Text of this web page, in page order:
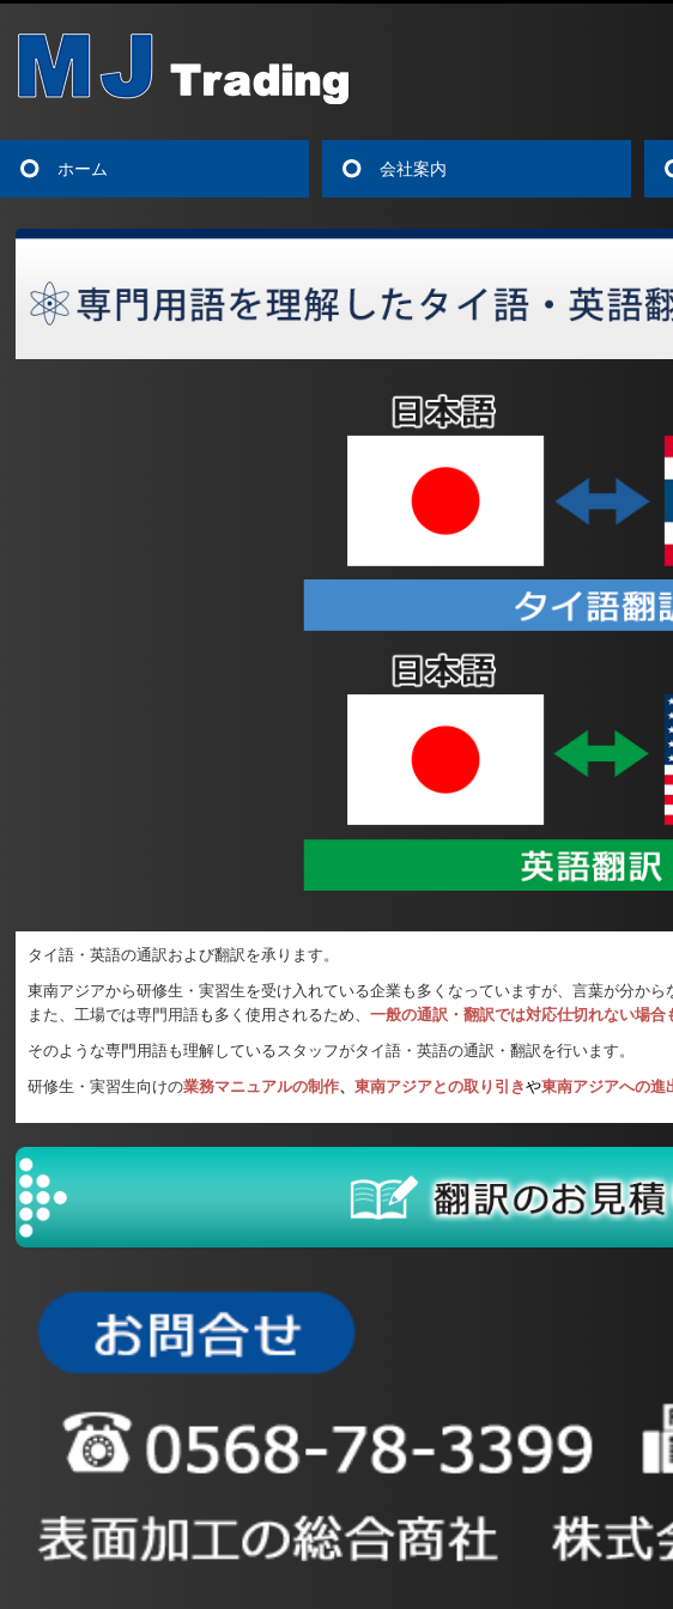
ホーム 会社案内
タイ語・英語の通訳および翻訳を承ります。
東南アジアから研修生・実習生を受け入れている企業も多くなっていますが、言葉が分か
また、工場では専門用語も 多く使用されるため、一般の通訳・翻訳では対応仕切れない場合
そのような専門用語も理解しているスタッフがタイ語・英語の通訳・翻訳を行います。
研修生・実習生向けの業務マニュアルの制作、東南アジアとの取り引きや東南アジアへの進